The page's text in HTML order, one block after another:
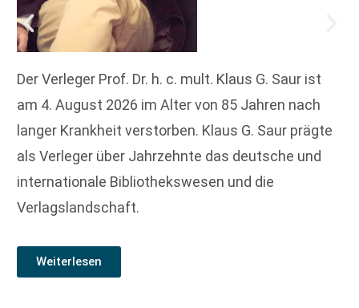
Der Verleger Prof. Dr. h. c. mult. Klaus G. Saur ist
am 4. August 2026 im Alter von 85 Jahren nach
langer Krankheit verstorben. Klaus G. Saur prägte
als Verleger über Jahrzehnte das deutsche und
internationale Bibliothekswesen und die
Verlagslandschaft.
Weiterlesen